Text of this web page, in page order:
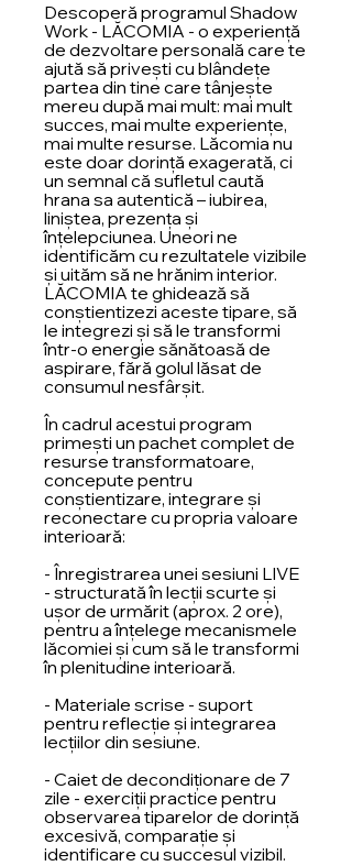
Descoperă programul Shadow
Work - LĂCOMIA - o experiență
de dezvoltare personală care te
ajută să privești cu blândețe
partea din tine care tânjește
mereu după mai mult: mai mult
succes, mai multe experiențe,
mai multe resurse. Lăcomia nu
este doar dorință exagerată, ci
un semnal că sufletul caută
hrana sa autentică – iubirea,
liniștea, prezența și
înțelepciunea. Uneori ne
identificăm cu rezultatele vizibile
și uităm să ne hrănim interior.
LĂCOMIA te ghidează să
conștientizezi aceste tipare, să
le integrezi și să le transformi
într-o energie sănătoasă de
aspirare, fără golul lăsat de
consumul nesfârșit.
În cadrul acestui program
primești un pachet complet de
resurse transformatoare,
concepute pentru
conștientizare, integrare și
reconectare cu propria valoare
interioară:
- Înregistrarea unei sesiuni LIVE
- structurată în lecții scurte și
ușor de urmărit (aprox. 2 ore),
pentru a înțelege mecanismele
lăcomiei și cum să le transformi
în plenitudine interioară.
- Materiale scrise - suport
pentru reflecție și integrarea
lecțiilor din sesiune.
- Caiet de decondiționare de 7
zile - exerciții practice pentru
observarea tiparelor de dorință
excesivă, comparație și
identificare cu succesul vizibil.